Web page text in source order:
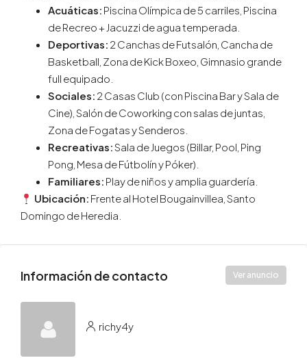
Acuáticas: Piscina Olímpica de 5 carriles, Piscina
de Recreo + Jacuzzi de agua temperada.
Deportivas: 2 Canchas de Futsalón, Cancha de
Basketball, Zona de Kick Boxeo, Gimnasio grande
full equipado.
Sociales: 2 Casas Club (con Piscina Bar y Sala de
Cine), Salón de Coworking con salas de juntas,
Zona de Fogatas y Senderos.
Recreativas:Sala de Juegos (Billar, Pool, Ping
Pong, Mesa de Fútbolín y Póker).
Familiares: Play de niños y amplia guardería.
Ubicación: Frente al Hotel Bougainvillea, Santo
Domingo de Heredia.
Información de contacto Ver anuncio
richy4y